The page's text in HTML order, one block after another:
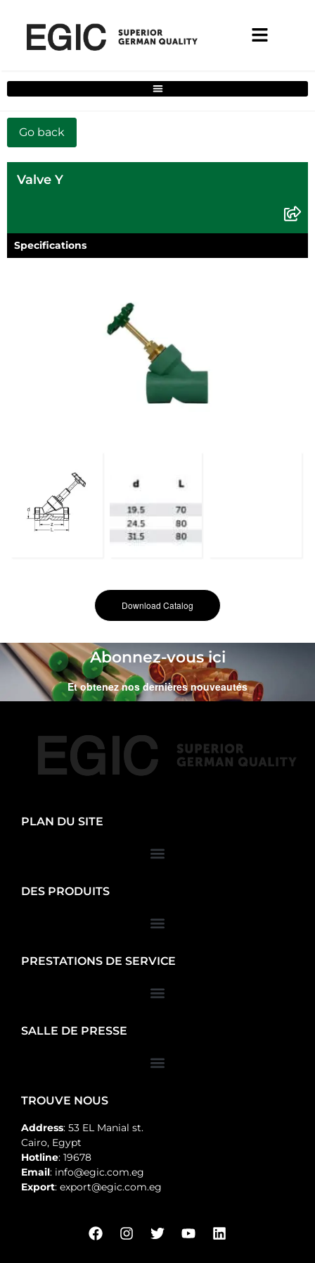
Filtre de solutions complètes pour la maison
Valve Y
Specifications
Download Catalog
Abonnez-vous ici
Et obtenez nos dernières nouveautés
PLAN DU SITE
DES PRODUITS
PRESTATIONS DE SERVICE
SALLE DE PRESSE
TROUVE NOUS
Address: 53 EL Manial st.
Cairo, Egypt
Hotline: 19678
Email: info@egic.com.eg
Export: export@egic.com.eg